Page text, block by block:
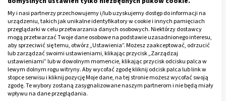
zaburzeń cyklu menstruacyjnego, jednak zaburzenia te
mogą zwiększać podatność na rozwój infekcji,
zwłaszcza grzybiczych i bakteryjnych. Zmiany
hormonalne wpływają na pH oraz wilgotność pochwy,
tworząc sprzyjające warunki dla patogenów.
Nieprawidłowości w cyklu menstruacyjnym mogą też
być sygnałem poważniejszych problemów
My i nasi partnerzy przechowujemy i/lub uzyskujemy dostęp do informacji na
urządzeniu, takich jak unikalne identyfikatory w cookie i innych pamięciach
przeglądarki w celu przetwarzania danych osobowych. Niektórzy dostawcy
mogą przetwarzać Twoje dane osobowe na podstawie uzasadnionego interesu,
aby sprzeciwić się temu, otwórz „Ustawienia”. Możesz zaakceptować, odrzucić
lub zarządzać swoimi ustawieniami, klikając przycisk „Zarządzaj
ustawieniami” lub w dowolnym momencie, klikając przycisk odcisku palca w
lewym dolnym rogu witryny. Aby wycofać zgodę kliknij odcisk palca lub link w
stopce serwisu i kliknij pozycję Moje dane, na tej stronie możesz wycofać swoją
zgodę. Te wybory zostaną zasygnalizowane naszym partnerom i nie będą miały
wpływu na dane przeglądania.